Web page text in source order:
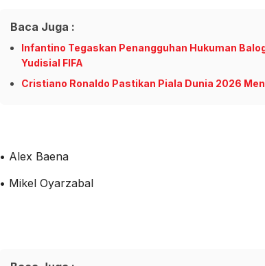
Baca Juga :
Infantino Tegaskan Penangguhan Hukuman
Yudisial FIFA
Cristiano Ronaldo Pastikan Piala Dunia 2026
• Alex Baena
• Mikel Oyarzabal